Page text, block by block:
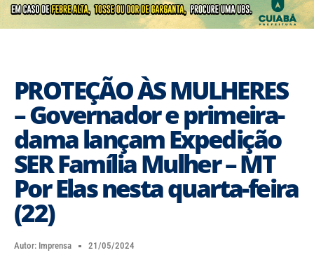
PROTEÇÃO ÀS MULHERES
– Governador e primeira-
dama lançam Expedição
SER Família Mulher – MT
Por Elas nesta quarta-feira
(22)
Autor: Imprensa 21/05/2024